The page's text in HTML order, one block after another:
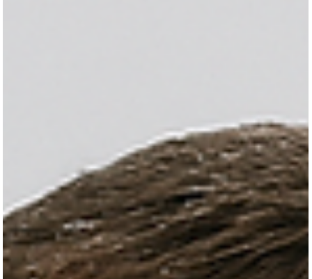
Candy Bar: Der neue
Trend für eure
Hochzeitsparty!
Die Healthy Bar ist die stilvolle, leichte und moderne
Alternative zur klassischen Candy Bar – perfekt für
Hochzeiten, die bewusst, kreativ und trendig gefeiert
Hier findet ihr Ideen, Beispiele und Umsetzungstipps, um